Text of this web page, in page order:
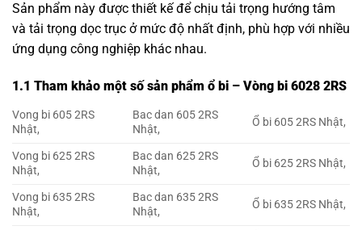
Sản phẩm này được thiết kế để chịu tải trọng hướng tâm
và tải trọng dọc trục ở mức độ nhất định, phù hợp với nhiều
ứng dụng công nghiệp khác nhau.
1.1 Tham khảo một số sản phẩm ổ bi – Vòng bi 6028 2RS
Vong bi 605 2RS
Nhật,
Bac dan 605 2RS
Nhật,
Ổ bi 605 2RS Nhật,
Vong bi 625 2RS
Nhật,
Bac dan 625 2RS
Nhật,
Ổ bi 625 2RS Nhật,
Vong bi 635 2RS
Nhật,
Bac dan 635 2RS
Nhật,
Ổ bi 635 2RS Nhật,